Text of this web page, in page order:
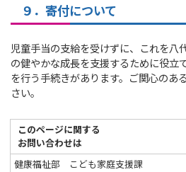
９．寄付について
児童手当の支給を受けずに、これを八
の健やかな成長を支援するために役立
を行う手続きがあります。ご関心のあ
さい。
このページに関する
お問い合わせは
健康福祉部 こども家庭支援課